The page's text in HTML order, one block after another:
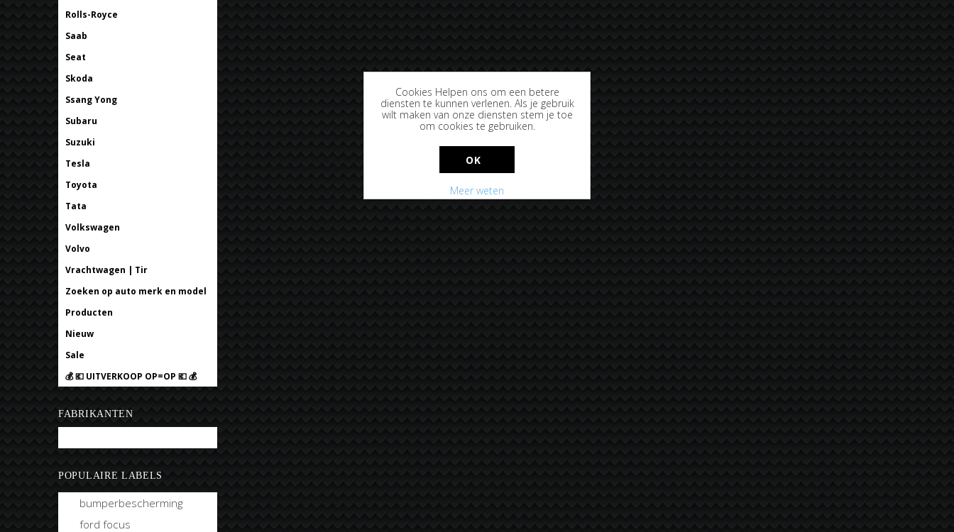
Rolls-Royce
Saab
Seat
Skoda
Ssang Yong
Subaru
Suzuki
Tesla
Toyota
Tata
Volkswagen
Volvo
Vrachtwagen | Tir
Zoeken op auto merk en model
Producten
Nieuw
Sale
💰 💶 UITVERKOOP OP=OP 💶 💰
FABRIKANTEN
POPULAIRE LABELS
bumperbescherming
ford focus
Cookies Helpen ons om een betere
diensten te kunnen verlenen. Als je gebruik
wilt maken van onze diensten stem je toe
om cookies te gebruiken.
OK
Meer weten